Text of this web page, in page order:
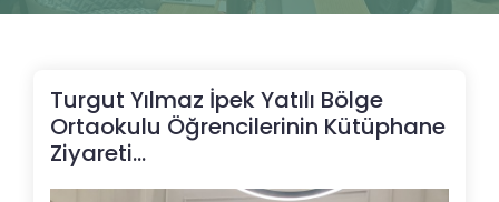
Turgut Yılmaz İpek Yatılı Bölge
Ortaokulu Öğrencilerinin Kütüphane
Ziyareti...